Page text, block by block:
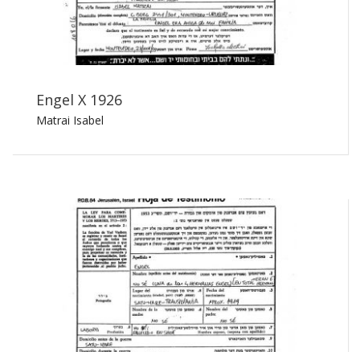
Engel X 1926
Matrai Isabel